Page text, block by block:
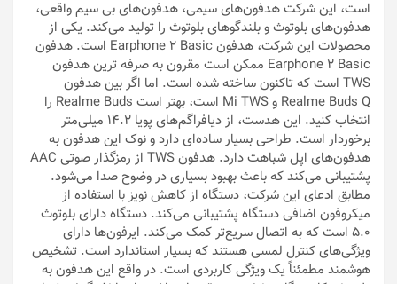
است‌، این شرکت هدفون‌های سیمی‌، هدفون‌های بی سیم واقعی،
هدفون‌های بلوتوث و بلندگوهای بلوتوث را تولید می‌کند. یکی از
محصولات این شرکت، هدفون Earphone 2 Basic است. هدفون
Earphone 2 Basic ممکن است مقرون به صرفه ترین هدفون
TWS است که تاکنون ساخته شده است. اما اگر بین هدفون
Realme Buds Q و Mi TWS است، بهتر است Realme Buds را
انتخاب کنید. این هدست، از دیافراگم‌های پویا 14.2 میلی‌متر
برخوردار است. طراحی بسیار ساده‌ای دارد و نوک این هدفون به
هدفون‌های اپل شباهت دارد. هدفون TWS از رمزگذار صوتی AAC
پشتیبانی می‌کند که باعث بهبود بسیاری در وضوح صدا می‌شود.
مطابق ادعای این شرکت‌، دستگاه از کاهش نویز با استفاده از
میکروفون اضافی دستگاه پشتیبانی می‌کند. دستگاه دارای بلوتوث
5.0 است که به اتصال سریع‌تر کمک می‌کند. ایرفون‌ها دارای
ویژگی‌های کنترل لمسی هستند که بسیار استاندارد است. تشخیص
هوشمند مطمئناً یک ویژگی کاربردی است. در واقع این هدفون به